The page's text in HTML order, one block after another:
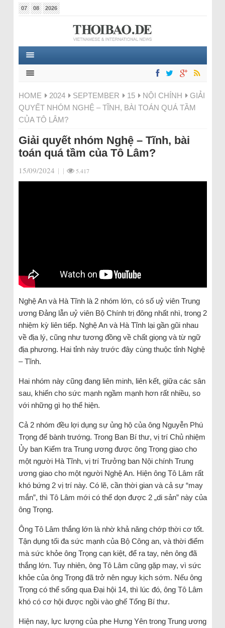
07 08 2026
HOME 2024 SEPTEMBER 15 NỘI CHÍNH
GIẢI
QUYẾT NHÓM NGHỆ – TĨNH, BÀI TOÁN QUÁ TẦM
CỦA TÔ LÂM?
Giải quyết nhóm Nghệ – Tĩnh, bài
toán quá tầm của Tô Lâm?
15/09/2024 | | 5.417
Nghệ An và Hà Tĩnh là 2 nhóm lớn, có số uỷ viên Trung
ương Đảng lẫn uỷ viên Bộ Chính trị đông nhất nhì, trong 2
nhiệm kỳ liên tiếp. Nghệ An và Hà Tĩnh lại gần gũi nhau
về địa lý, cũng như tương đồng về chất giọng và từ ngữ
địa phương. Hai tỉnh này trước đây cùng thuộc tỉnh Nghệ
– Tĩnh.
Hai nhóm này cũng đang liên minh, liên kết, giữa các sân
sau, khiến cho sức mạnh ngầm mạnh hơn rất nhiều, so
với những gì họ thể hiện.
Cả 2 nhóm đều lợi dụng sự ủng hộ của ông Nguyễn Phú
Trọng để bành trướng. Trong Ban Bí thư, vị trí Chủ nhiệm
Ủy ban Kiểm tra Trung ương được ông Trọng giao cho
một người Hà Tĩnh, vị trí Trưởng ban Nội chính Trung
ương giao cho một người Nghệ An. Hiện ông Tô Lâm rất
khó bứng 2 vị trí này. Có lẽ, cần thời gian và cả sự “may
mắn”, thì Tô Lâm mới có thể dọn được 2 „di sản” này của
ông Trọng.
Ông Tô Lâm thắng lớn là nhờ khả năng chớp thời cơ tốt.
Tận dụng tối đa sức mạnh của Bộ Công an, và thời điểm
mà sức khỏe ông Trọng cạn kiệt, để ra tay, nên ông đã
thắng lớn. Tuy nhiên, ông Tô Lâm cũng gặp may, vì sức
khỏe của ông Trọng đã trở nên nguy kịch sớm. Nếu ông
Trọng có thể sống qua Đại hội 14, thì lúc đó, ông Tô Lâm
khó có cơ hội được ngồi vào ghế Tổng Bí thư.
Hiện nay, lực lượng của phe Hưng Yên trong Trung ương